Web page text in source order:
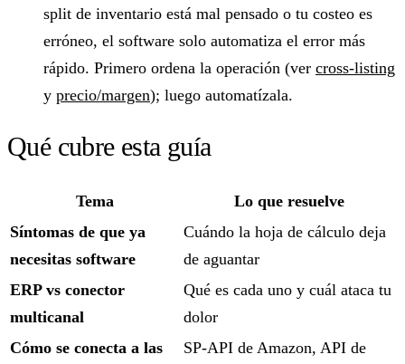
split de inventario está mal pensado o tu costeo es
erróneo, el software solo automatiza el error más
rápido. Primero ordena la operación (ver cross-listing
y precio/margen); luego automatízala.
Qué cubre esta guía
Tema
Lo que resuelve
Síntomas de que ya
necesitas software
Cuándo la hoja de cálculo deja
de aguantar
ERP vs conector
multicanal
Qué es cada uno y cuál ataca tu
dolor
Cómo se conecta a las
SP-API de Amazon, API de